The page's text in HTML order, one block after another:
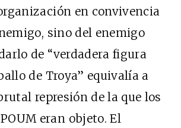
en convivencia
sino del enemigo
de “verdadera figura
de Troya” equivalía a
represión de la que los
eran objeto. El